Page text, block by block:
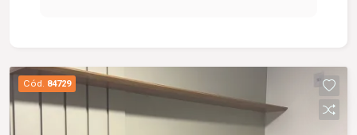
Cód. 84729